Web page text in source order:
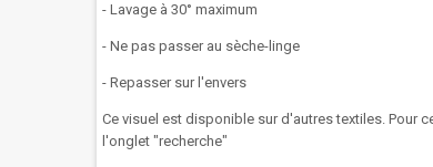
- Lavage à 30° maximum
- Ne pas passer au sèche-linge
- Repasser sur l'envers
Ce visuel est disponible sur d'autres textiles. Pour
l'onglet "recherche"